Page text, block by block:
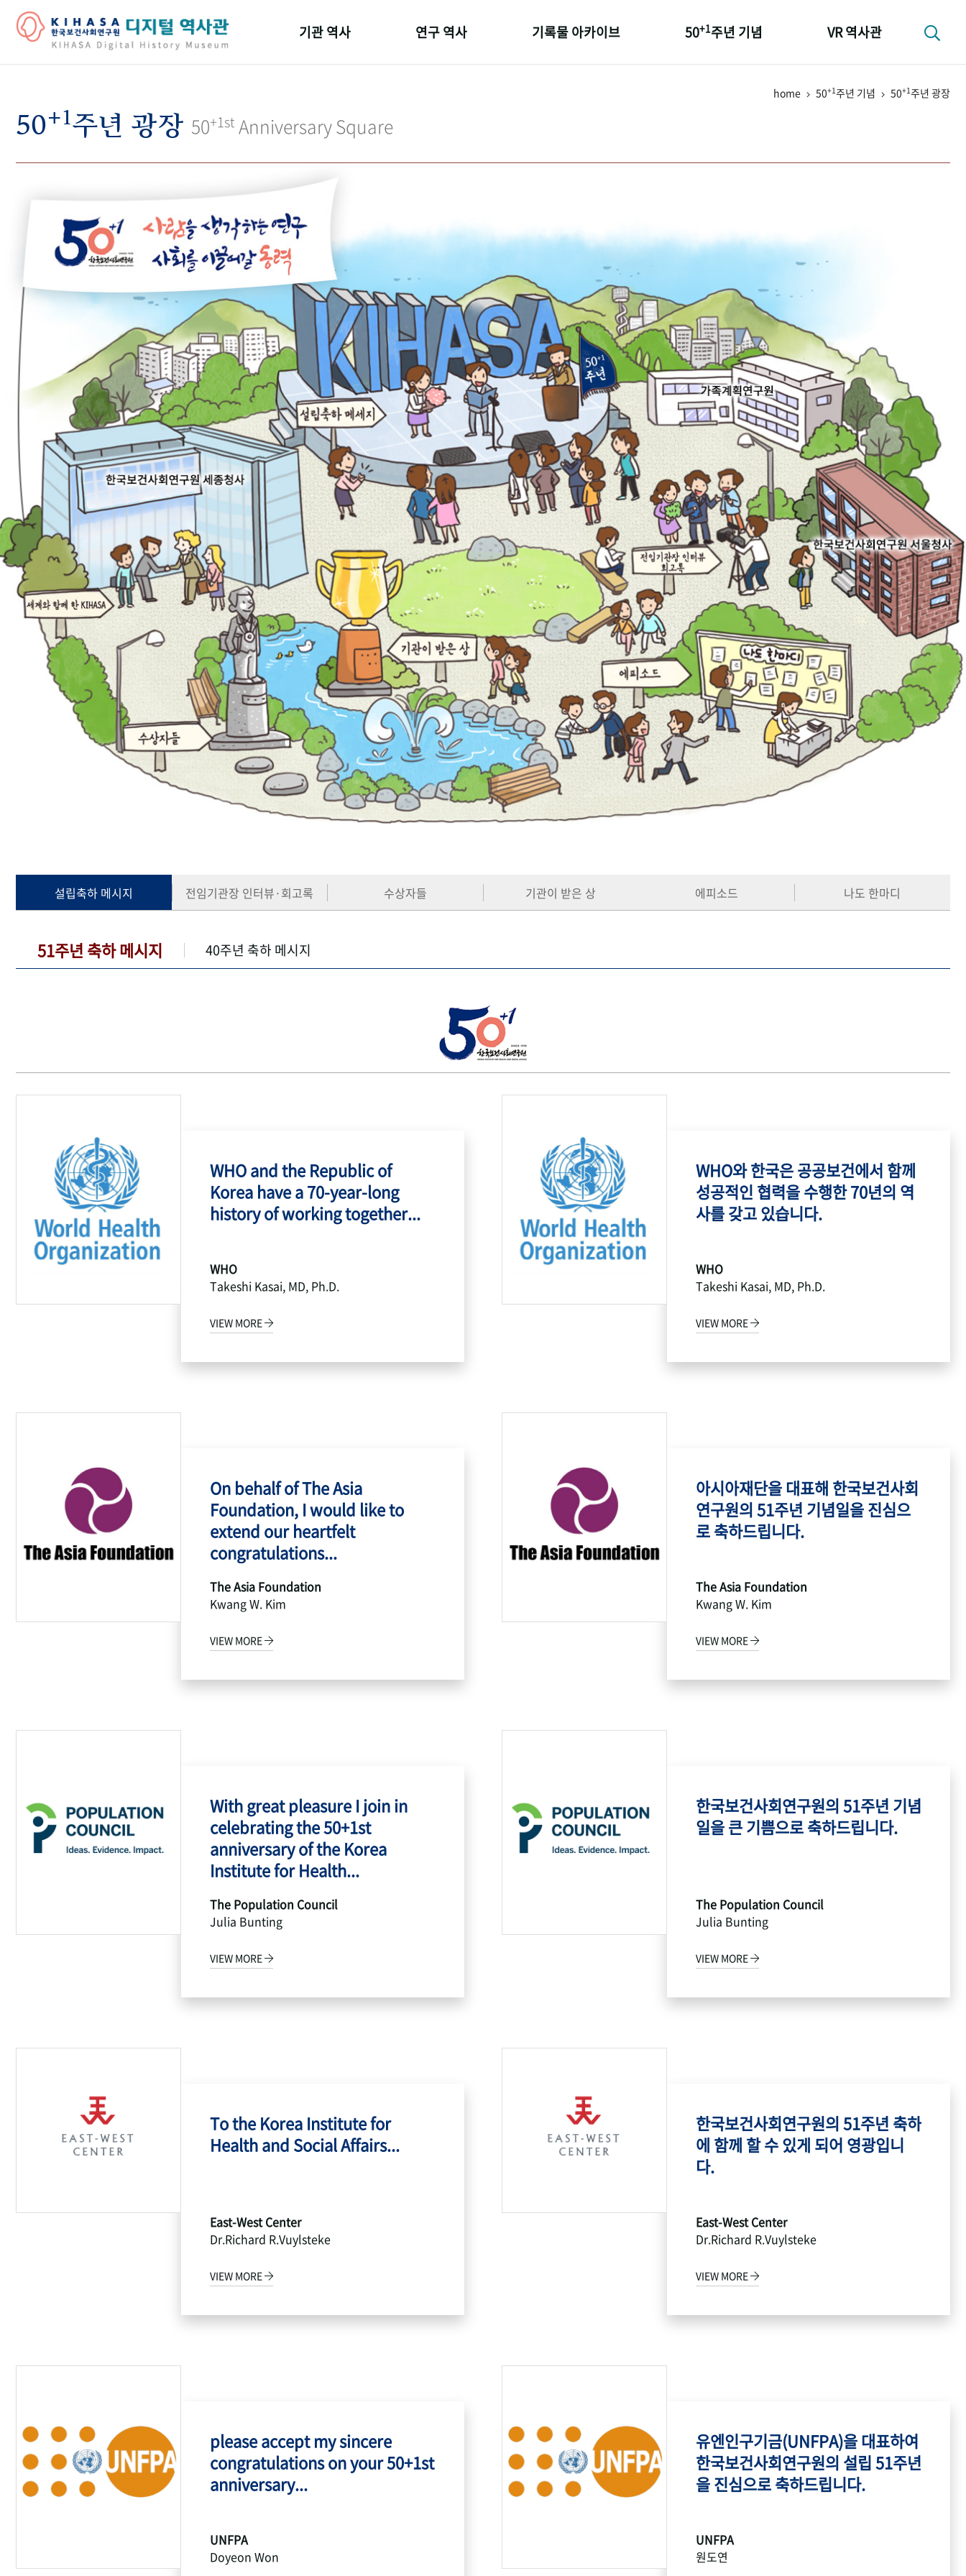
기관 역사
역대 기관장
연구 역사 기록물 아카이브 50+1주년 기념 VR 역사관
home 50+1주년 기념 50+1주년 광장
50+1주년 광장 50+1st Anniversary Square
설립축하 메시지 전임기관장 인터뷰·회고록 수상자들 기관이 받은 상 에피소드 나도 한마디
51주년 축하 메시지 40주년 축하 메시지
WHO and the Republic of
Korea have a 70-year-long
history of working together...
WHO
Takeshi Kasai, MD, Ph.D.
VIEW MORE
WHO와 한국은 공공보건에서 함께
성공적인 협력을 수행한 70년의 역
사를 갖고 있습니다.
WHO
Takeshi Kasai, MD, Ph.D.
VIEW MORE
On behalf of The Asia
Foundation, I would like to
extend our heartfelt
congratulations...
The Asia Foundation
Kwang W. Kim
VIEW MORE
아시아재단을 대표해 한국보건사회
연구원의 51주년 기념일을 진심으
로 축하드립니다.
The Asia Foundation
Kwang W. Kim
VIEW MORE
With great pleasure I join in
celebrating the 50+1st
anniversary of the Korea
Institute for Health...
The Population Council
Julia Bunting
VIEW MORE
한국보건사회연구원의 51주년 기념
일을 큰 기쁨으로 축하드립니다.
The Population Council
Julia Bunting
VIEW MORE
To the Korea Institute for
Health and Social Affairs...
East-West Center
Dr.Richard R.Vuylsteke
VIEW MORE
한국보건사회연구원의 51주년 축하
에 함께 할 수 있게 되어 영광입니
다.
East-West Center
Dr.Richard R.Vuylsteke
VIEW MORE
please accept my sincere
congratulations on your 50+1st
anniversary...
UNFPA
Doyeon Won
유엔인구기금(UNFPA)을 대표하여
한국보건사회연구원의 설립 51주년
을 진심으로 축하드립니다.
UNFPA
원도연